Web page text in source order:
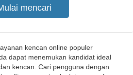
kencan online populer
dapat menemukan kandidat ideal
kencan. Cari pengguna dengan